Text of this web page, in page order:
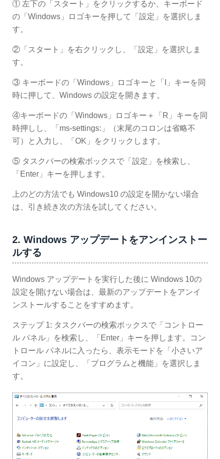
① 左下の「スタート」をクリックするか、キーボード
の「Windows」ロゴキーを押して「設定」を選択しま
す。
②「スタート」を右クリックし、「設定」を選択しま
す。
③ キーボードの「Windows」ロゴキーと「I」キーを同
時に押して、Windows の設定を開きます。
④キーボードの「Windows」ロゴキー＋「R」キーを同
時押しし、「ms-settings:」（末尾のコロンは省略不
可）と入力し、「OK」をクリックします。
⑤ タスクバーの検索ボックスで「設定」を検索し、
「Enter」キーを押します。
上のどの方法でも Windows10 の設定を開かない場合
は、引き続き次の方法を試してください。
2. Windows アップデートをアンインストー
ルする
Windows アップデートを実行した後に Windows 10の
設定を開けない場合は、最新のアップデートをアンイ
ンストールすることをすすめます。
ステップ 1: タスクバーの検索ボックスで「コントロー
ル パネル」を検索し、「Enter」キーを押します。コン
トロール パネルに入ったら、表示モードを「小さいア
イコン」に設定し、「プログラムと機能」を選択しま
す。